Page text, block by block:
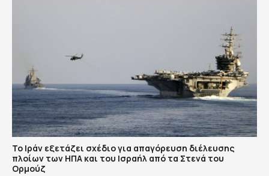
Το Ιράν εξετάζει σχέδιο για απαγόρευση διέλευσης
πλοίων των ΗΠΑ και του Ισραήλ από τα Στενά του
Ορμούζ